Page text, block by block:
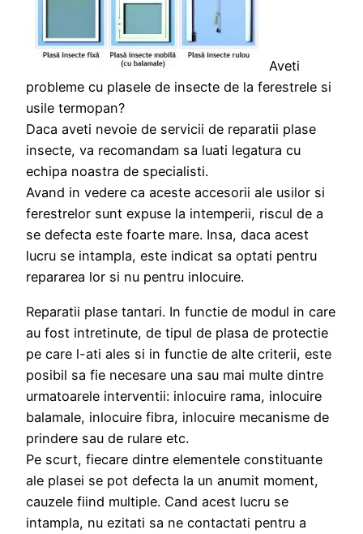
Aveti
probleme cu plasele de insecte de la ferestrele si
usile termopan?
Daca aveti nevoie de servicii de reparatii plase
insecte, va recomandam sa luati legatura cu
echipa noastra de specialisti.
Avand in vedere ca aceste accesorii ale usilor si
ferestrelor sunt expuse la intemperii, riscul de a
se defecta este foarte mare. Insa, daca acest
lucru se intampla, este indicat sa optati pentru
repararea lor si nu pentru inlocuire.
Reparatii plase tantari. In functie de modul in care
au fost intretinute, de tipul de plasa de protectie
pe care l-ati ales si in functie de alte criterii, este
posibil sa fie necesare una sau mai multe dintre
urmatoarele interventii: inlocuire rama, inlocuire
balamale, inlocuire fibra, inlocuire mecanisme de
prindere sau de rulare etc.
Pe scurt, fiecare dintre elementele constituante
ale plasei se pot defecta la un anumit moment,
cauzele fiind multiple. Cand acest lucru se
intampla, nu ezitati sa ne contactati pentru a